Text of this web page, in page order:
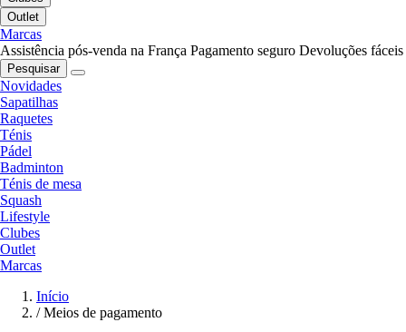
Outlet
Marcas
Assistência pós-venda na França Pagamento seguro Devoluções fáceis
Pesquisar
Novidades
Sapatilhas
Raquetes
Ténis
Pádel
Badminton
Ténis de mesa
Squash
Lifestyle
Clubes
Outlet
Marcas
Início
/ Meios de pagamento